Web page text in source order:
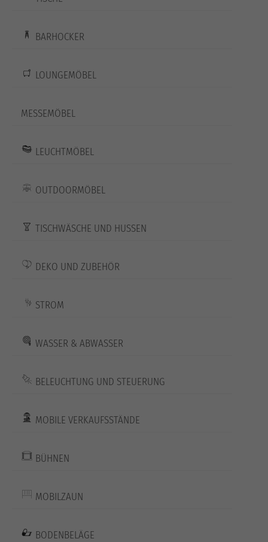
BARHOCKER
LOUNGEMÖBEL
MESSEMÖBEL
LEUCHTMÖBEL
OUTDOORMÖBEL
TISCHWÄSCHE UND HUSSEN
DEKO UND ZUBEHÖR
STROM
WASSER & ABWASSER
BELEUCHTUNG UND STEUERUNG
MOBILE VERKAUFSSTÄNDE
BÜHNEN
MOBILZAUN
BODENBELÄGE